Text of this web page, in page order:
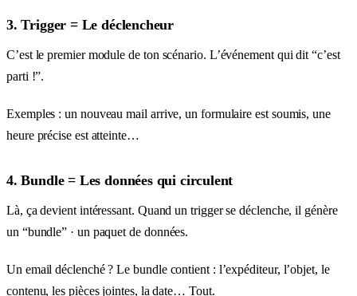
3. Trigger = Le déclencheur
C’est le premier module de ton scénario. L’événement qui dit “c’est
parti !”.
Exemples : un nouveau mail arrive, un formulaire est soumis, une
heure précise est atteinte…
4. Bundle = Les données qui circulent
Là, ça devient intéressant. Quand un trigger se déclenche, il génère
un “bundle” · un paquet de données.
Un email déclenché ? Le bundle contient : l’expéditeur, l’objet, le
contenu, les pièces jointes, la date… Tout.